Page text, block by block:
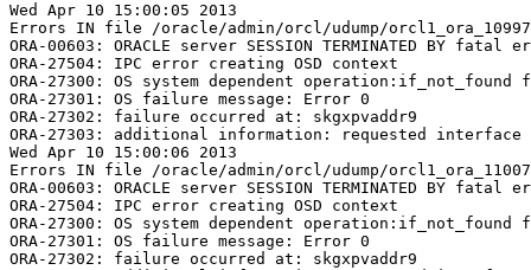
Wed Apr 10 15:00:05 2013
Errors IN file /oracle/admin/orcl/udump/
ORA-00603: ORACLE server SESSION TERMINATED BY fatal
ORA-27504: IPC error creating OSD context
ORA-27300: OS system dependent operation:if_not_found
ORA-27301: OS failure message: Error 0
ORA-27302: failure occurred at: skgxpvaddr9
ORA-27303: additional information: requested interface
Wed Apr 10 15:00:06 2013
Errors IN file /oracle/admin/orcl/udump/
ORA-00603: ORACLE server SESSION TERMINATED BY fatal
ORA-27504: IPC error creating OSD context
ORA-27300: OS system dependent operation:if_not_found
ORA-27301: OS failure message: Error 0
ORA-27302: failure occurred at: skgxpvaddr9